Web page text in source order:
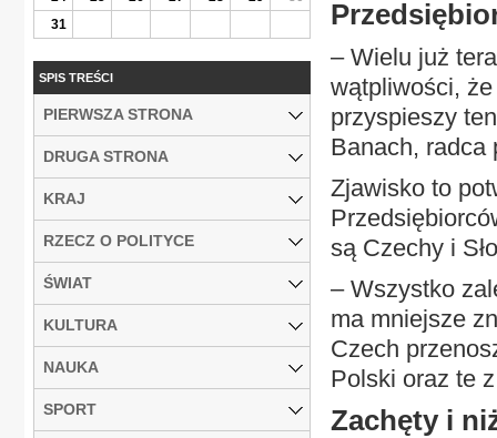
– Wielu już
wątpliwości,
przyspieszy
Banach, radca
Zjawisko to
są Czechy i
– Wszystko
ma mniejsze
Czech
Polski oraz te
Zachęty i
31
SPIS TREŚCI
PIERWSZA STRONA
DRUGA STRONA
KRAJ
RZECZ O POLITYCE
ŚWIAT
KULTURA
NAUKA
SPORT